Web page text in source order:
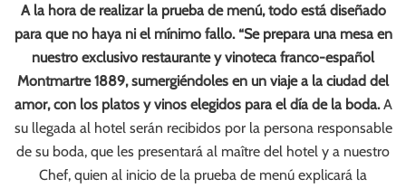
A la hora de realizar la prueba de menú, todo está diseñado
para que no haya ni el mínimo fallo. “Se prepara una mesa en
nuestro exclusivo restaurante y vinoteca franco-español
Montmartre 1889, sumergiéndoles en un viaje a la ciudad del
amor, con los platos y vinos elegidos para el día de la boda.A
su llegada al hotel serán recibidos por la persona responsable
de su boda, que les presentará al maître del hotel y a nuestro
Chef, quien al inicio de la prueba de menú explicará la